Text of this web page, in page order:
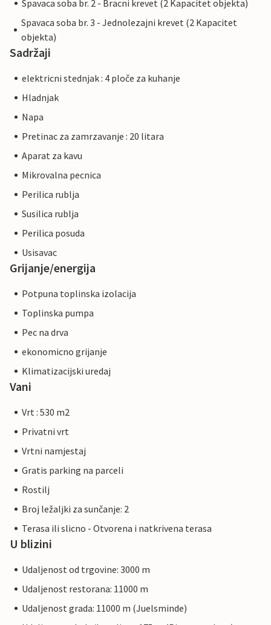
Spavaca soba br. 2 - Bracni krevet (2 Kapacitet objekta)
Spavaca soba br. 3 - Jednolezajni krevet (2 Kapacitet
objekta)
Sadržaji
elektricni stednjak : 4 ploče za kuhanje
Hladnjak
Napa
Pretinac za zamrzavanje : 20 litara
Aparat za kavu
Mikrovalna pecnica
Perilica rublja
Susilica rublja
Perilica posuda
Usisavac
Grijanje/energija
Potpuna toplinska izolacija
Toplinska pumpa
Pec na drva
ekonomicno grijanje
Klimatizacijski uredaj
Vani
Vrt : 530 m2
Privatni vrt
Vrtni namjestaj
Gratis parking na parceli
Rostilj
Broj ležaljki za sunčanje: 2
Terasa ili slicno - Otvorena i natkrivena terasa
U blizini
Udaljenost od trgovine: 3000 m
Udaljenost restorana: 11000 m
Udaljenost grada: 11000 m (Juelsminde)